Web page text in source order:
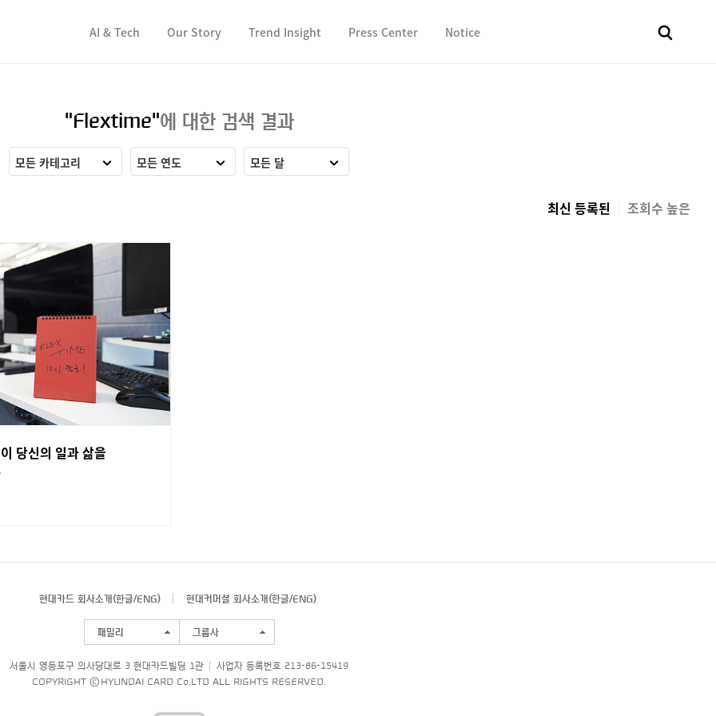
AI & Tech Our Story Trend Insight Press Center Notice
"Flextime"에 대한 검색 결과
모든 카테고리 모든 연도 모든 달
최신 등록된 조회수 높은
당신의 일과 삶을
현대카드 회사소개(한글/ENG) 현대커머셜 회사소개(한글/ENG)
패밀리 그룹사
서울시 영등포구 의사당대로 3 현대카드빌딩 1관
사업자 등록번호 213-86-15419
COPYRIGHT © HYUNDAI CARD Co.LTD ALL RIGHTS RESERVED.